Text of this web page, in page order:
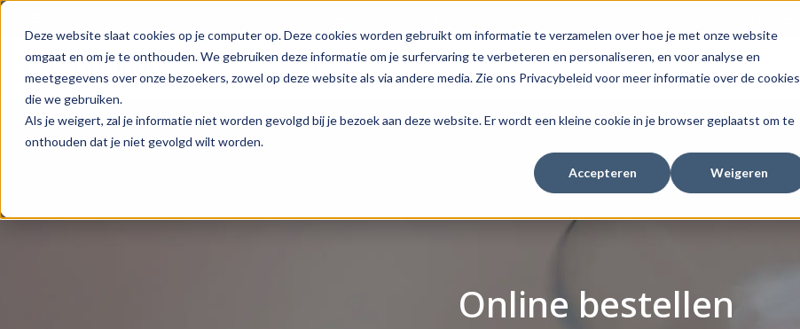
Deze website slaat cookies op je computer op. Deze cookies worden gebruikt om informatie te verzamelen over hoe je met onze website
omgaat en om je te onthouden. We gebruiken deze informatie om je surfervaring te verbeteren en personaliseren, en voor analyse en
meetgegevens over onze bezoekers, zowel op deze website als via andere media. Zie ons Privacybeleid voor meer informatie over de cookies
die we gebruiken.
Als je weigert, zal je informatie niet worden gevolgd bij je bezoek aan deze website. Er wordt een kleine cookie in je browser geplaatst om te
onthouden dat je niet gevolgd wilt worden.
Accepteren Weigeren
Online bestellen